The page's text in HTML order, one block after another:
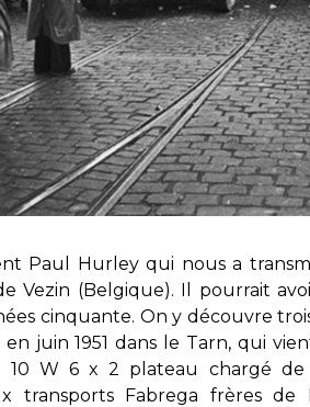
Paul Hurley qui nous a
Vezin (Belgique). Il pourrait
cinquante. On y découvre
juin 1951 dans le Tarn, qui
10 W 6 x 2 plateau chargé de
transports Fabrega frères de